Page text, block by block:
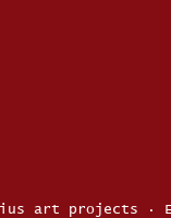
art projects ·